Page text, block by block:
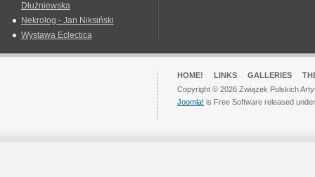
Dłużniewska
Nekrolog - Jan Niksiński
Wystawa Eclectica
HOME! LINKS GALLERIES
Copyright © 2026 Związek Polskich
Joomla! is Free Software released